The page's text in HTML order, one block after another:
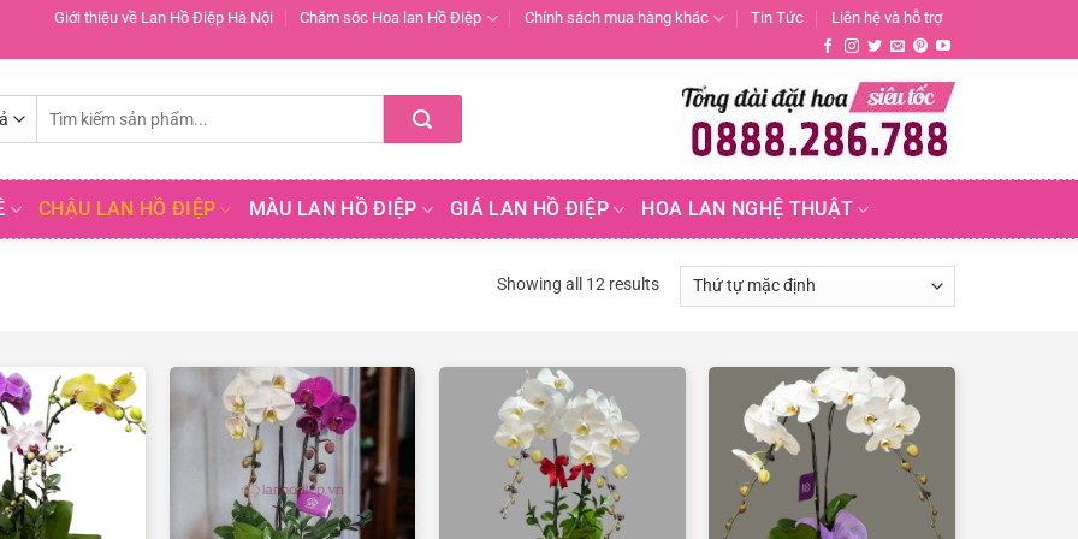
Giới thiệu về Lan Hồ Điệp Hà Nội Chăm sóc Hoa lan Hồ Điệp Chính sách mua hàng khác Tin Tức Liên hệ và hỗ trợ
kiếm:
CHẬU LAN HỒ ĐIỆP MÀU LAN HỒ ĐIỆP GIÁ LAN HỒ ĐIỆP HOA LAN NGHỆ THUẬT
Showing all 12 results